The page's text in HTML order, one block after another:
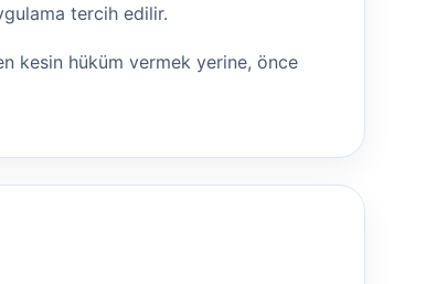
tercih edilir.
kesin hüküm vermek yerine, önce